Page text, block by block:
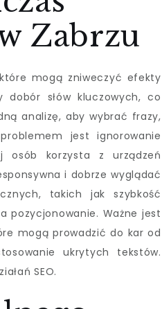
Zabrzu
mogą zniweczyć efekty
dobór słów kluczowych, co
analizę, aby wybrać frazy,
jest ignorowanie
osób korzysta z urządzeń
i dobrze wyglądać
takich jak szybkość
pozycjonowanie. Ważne jest
mogą prowadzić do kar od
ukrytych tekstów.
SEO.